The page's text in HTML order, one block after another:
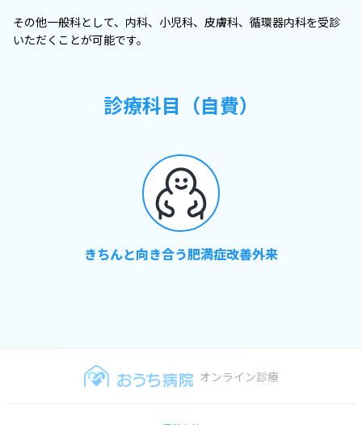
その他一般科として、内科、小児科、皮膚科、循環器内科を受診
いただくことが可能です。
診療科目（自費）
きちんと向き合う肥満症改善外来
オンライン診療